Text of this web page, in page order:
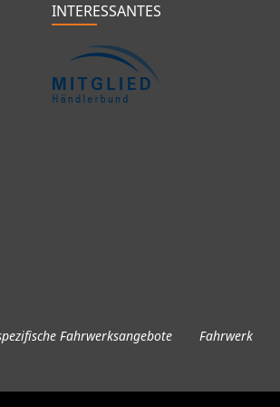
INTERESSANTES
Fahrwerksangebote Fahrwerk